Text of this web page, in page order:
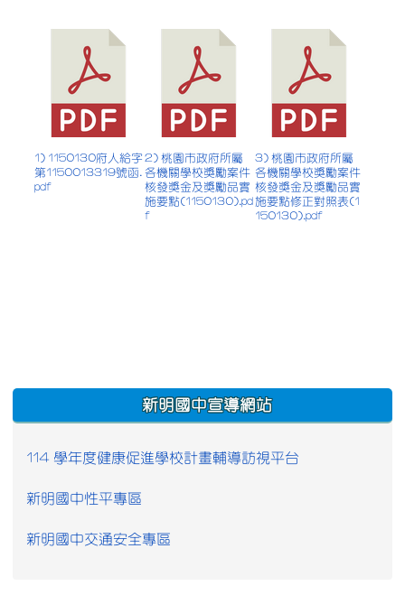
1) 1150130府人給字
第1150013319號函.
pdf
2) 桃園市政府所屬
各機關學校獎勵案件
核發獎金及獎勵品實
施要點(1150130).pd
f
3) 桃園市政府所屬
各機關學校獎勵案件
核發獎金及獎勵品實
施要點修正對照表(1
150130).pdf
:::
新明國中宣導網站
114 學年度健康促進學校計畫輔導訪視平台
新明國中性平專區
新明國中交通安全專區